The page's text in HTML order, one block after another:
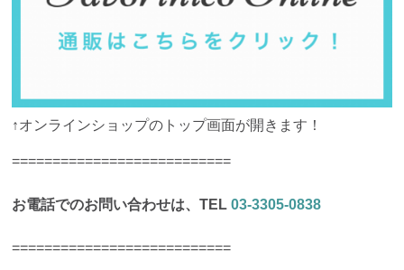
↑オンラインショップのトップ画面が開きます！
===========================
お電話でのお問い合わせは、TEL03-3305-0838
===========================